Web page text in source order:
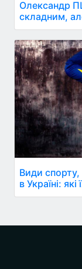
Олександр
складним,
Види
в Україні: